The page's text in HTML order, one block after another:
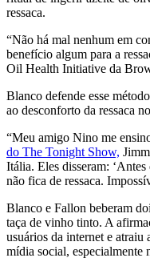
ressaca.
Não há mal nenhum em
benefício algum para a
Oil Health Initiative da
Blanco defende esse
ao desconforto da ressaca
“Meu amigo Nino me
do The Tonight Show,
Itália. Eles disseram: ‘Antes
não fica de ressaca.
Blanco e Fallon beberam
taça de vinho tinto. A
usuários da internet e atraiu
mídia social, especialmente